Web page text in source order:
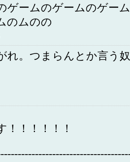
ゲームのゲームのゲー
のムのの
れ。つまらんとか言う
！！！！！！